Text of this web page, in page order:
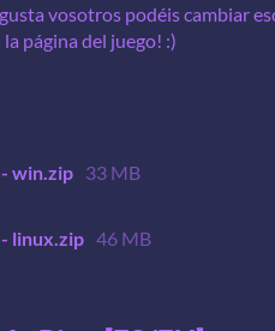
vosotros podéis cambiar
página del juego! :)
win.zip 33 MB
linux.zip 46 MB